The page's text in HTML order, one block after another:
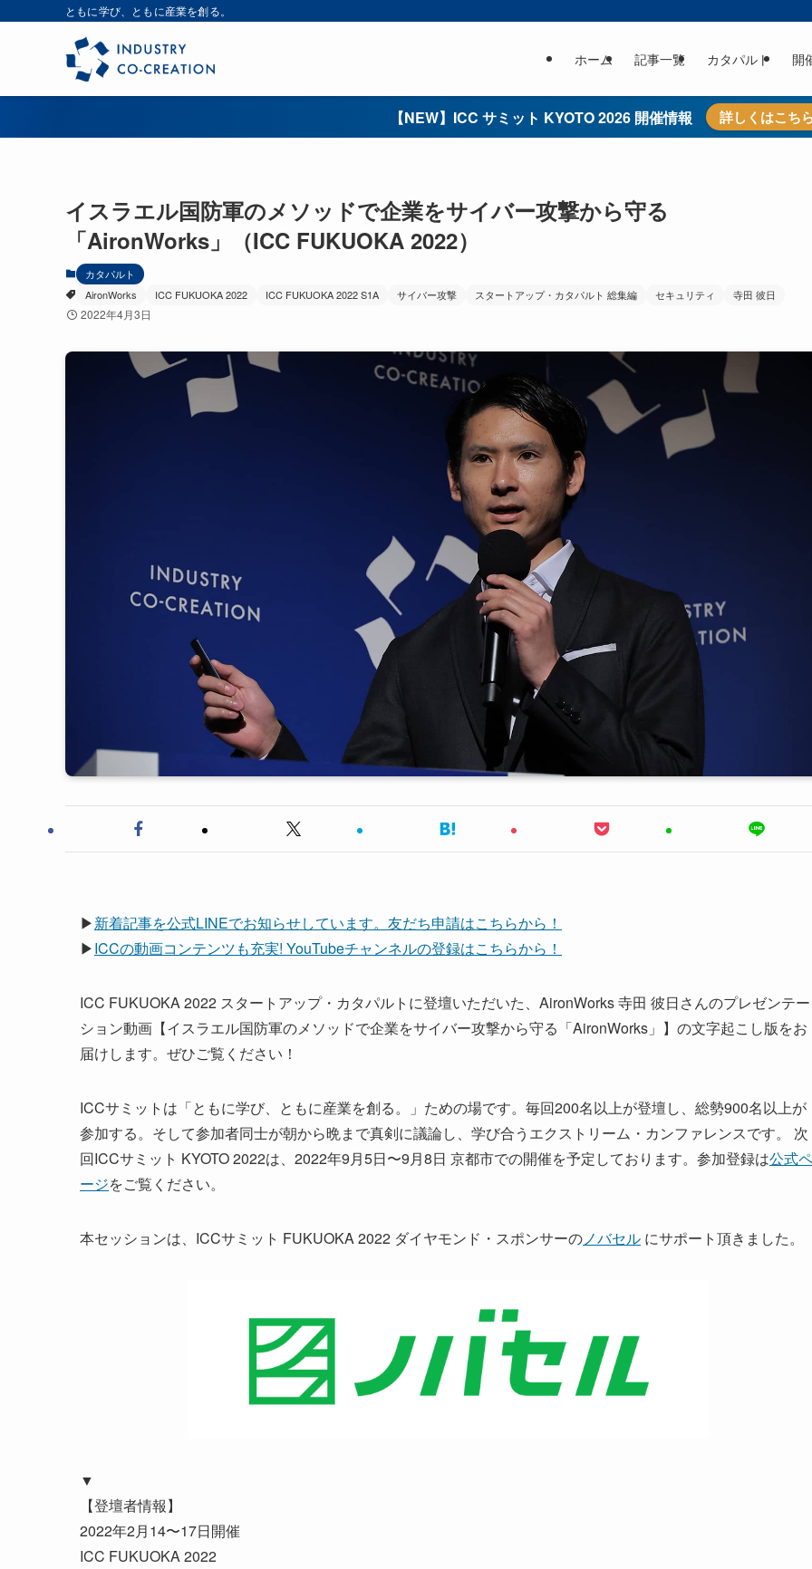
ともに学び、ともに産業を創る。
ホーム 記事一覧 カタパルト 開
【NEW】ICC サミット KYOTO 2026 開催情報 詳しくはこち
イスラエル国防軍のメソッドで企業をサイバー攻撃から守る
「AironWorks」（ICC FUKUOKA 2022）
カタパルト
AironWorks
ICC FUKUOKA 2022 ICC FUKUOKA 2022 S1A サイバー攻撃 スタートアップ・カタパルト 総集編 セキュリティ 寺田 彼日
2022年4月3日
▶新着記事を公式LINEでお知らせしています。友だち申請はこちらから！
▶ICCの動画コンテンツも充実! YouTubeチャンネルの登録はこちらから！
ICC FUKUOKA 2022 スタートアップ・カタパルトに登壇いただいた、AironWorks 寺田 彼日さんのプレゼンテー
ション動画【イスラエル国防軍のメソッドで企業をサイバー攻撃から守る「AironWorks」】の文字起こし版をお
届けします。ぜひご覧ください！
ICCサミットは「ともに学び、ともに産業を創る。」ための場です。毎回200名以上が登壇し、総勢900名以上が
参加する。そして参加者同士が朝から晩まで真剣に議論し、学び合うエクストリーム・カンファレンスです。 次
回ICCサミット KYOTO 2022は、2022年9月5日〜9月8日 京都市での開催を予定しております。参加登録は公式ペ
ージをご覧ください。
本セッションは、ICCサミット FUKUOKA 2022 ダイヤモンド・スポンサーのノバセル にサポート頂きました。
▼
【登壇者情報】
2022年2月14〜17日開催
ICC FUKUOKA 2022